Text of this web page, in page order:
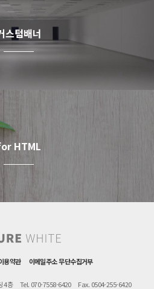
스텀배너
HTML
용약관 이메일주소 무단수집거부
4층 Tel. 070-7558-6420 Fax. 0504-255-6420